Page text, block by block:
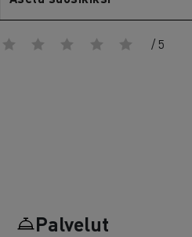
/ 5
Palvelut